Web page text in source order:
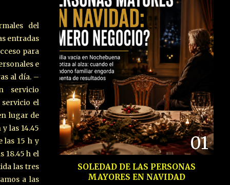
del
entradas
para
e
al día. –
servicio
el
lugar de
las 14.45
las 15 h y
18.45 h el
las tres
a las
01
SOLEDAD DE LAS PERSONAS
MAYORES EN NAVIDAD